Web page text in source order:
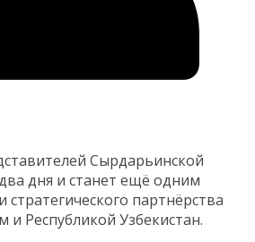
Сырдарьинской
дня и станет ещё одним
партнёрства
Республикой Узбекистан.